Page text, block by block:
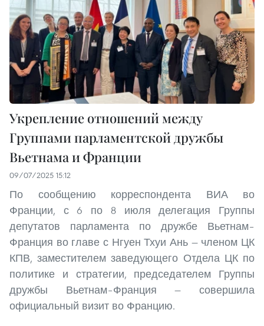
Укрепление отношений между
Группами парламентской дружбы
Вьетнама и Франции
09/07/2025 15:12
По сообщению корреспондента ВИА во
Франции, с 6 по 8 июля делегация Группы
депутатов парламента по дружбе Вьетнам–
Франция во главе с Нгуен Тхуи Ань — членом ЦК
КПВ, заместителем заведующего Отдела ЦК по
политике и стратегии, председателем Группы
дружбы Вьетнам–Франция — совершила
официальный визит во Францию.